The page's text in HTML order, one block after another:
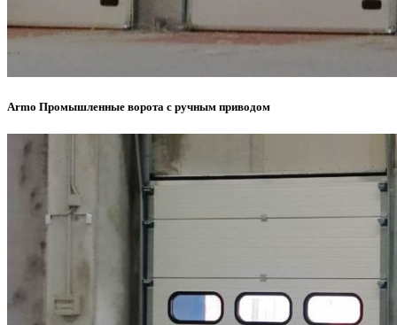
Armo Промышленные ворота с ручным приводом